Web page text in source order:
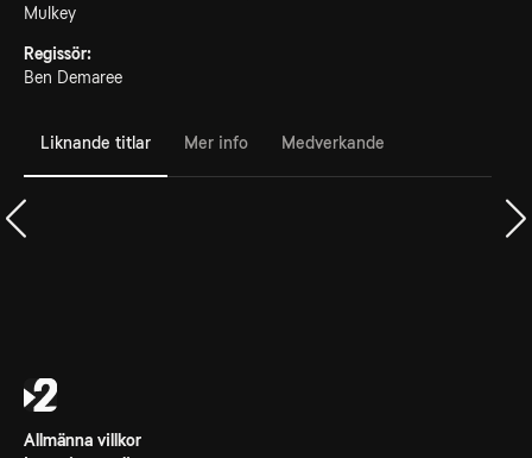
Mulkey
Regissör:
Ben Demaree
Liknande titlar Mer info Medverkande
Allmänna villkor